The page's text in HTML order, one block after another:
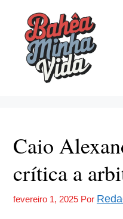
Caio
crítica a
fevereiro 1, 2025 Por